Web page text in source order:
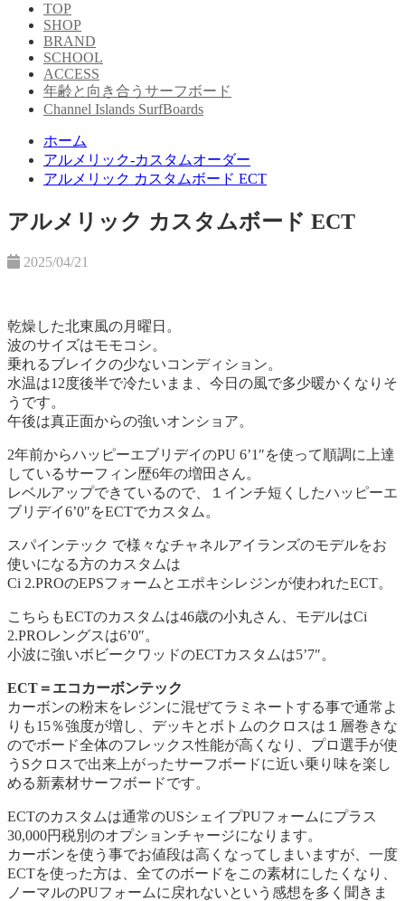
TOP
SHOP
BRAND
SCHOOL
ACCESS
年齢と向き合うサーフボード
Channel Islands SurfBoards
ホーム
アルメリック-カスタムオーダー
アルメリック カスタムボード ECT
アルメリック カスタムボード ECT
2025/04/21
乾燥した北東風の月曜日。
波のサイズはモモコシ。
乗れるブレイクの少ないコンディション。
水温は12度後半で冷たいまま、今日の風で多少暖かくなりそ
うです。
午後は真正面からの強いオンショア。
2年前からハッピーエブリデイのPU 6’1″を使って順調に上達
しているサーフィン歴6年の増田さん。
レベルアップできているので、１インチ短くしたハッピーエ
ブリデイ6’0″をECTでカスタム。
スパインテック で様々なチャネルアイランズのモデルをお
使いになる方のカスタムは
Ci 2.PROのEPSフォームとエポキシレジンが使われたECT。
こちらもECTのカスタムは46歳の小丸さん、モデルはCi
2.PROレングスは6’0″。
小波に強いボビークワッドのECTカスタムは5’7″。
ECT＝エコカーボンテック
カーボンの粉末をレジンに混ぜてラミネートする事で通常よ
りも15％強度が増し、デッキとボトムのクロスは１層巻きな
のでボード全体のフレックス性能が高くなり、プロ選手が使
うSクロスで出来上がったサーフボードに近い乗り味を楽し
める新素材サーフボードです。
ECTのカスタムは通常のUSシェイプPUフォームにプラス
30,000円税別のオプションチャージになります。
カーボンを使う事でお値段は高くなってしまいますが、一度
ECTを使った方は、全てのボードをこの素材にしたくなり、
ノーマルのPUフォームに戻れないという感想を多く聞きま